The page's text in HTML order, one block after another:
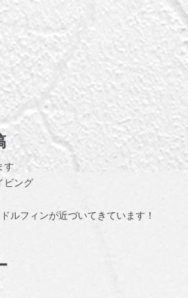
す
ビング
ルフィンが近づいてきています！